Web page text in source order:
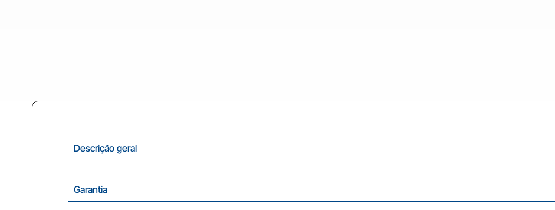
Descrição geral
Garantia